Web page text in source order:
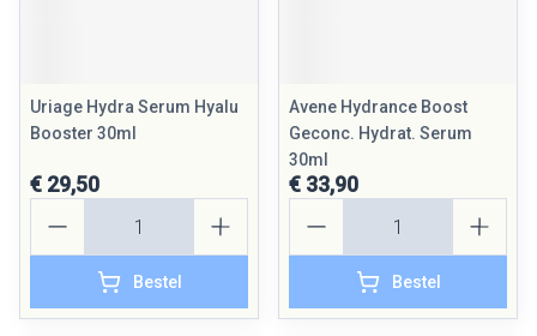
Uriage Hydra Serum Hyalu
Booster 30ml
€ 29,50
Bestel
Avene Hydrance Boost
Geconc. Hydrat. Serum
30ml
€ 33,90
Bestel